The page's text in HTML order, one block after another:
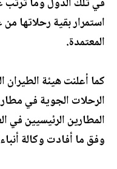
استمرار بقية رحلاتها
المعتمدة.
كما أعلنت هيئة الطيران
الرحلات الجوية في مطار
المطارين الرئيسيين في
وفق ما أفادت وكالة